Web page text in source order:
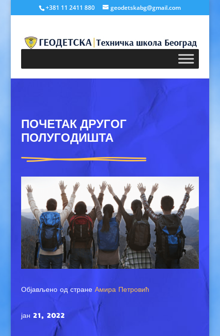
+381 11 2411 880 geodetskabg@gmail.com
ПОЧЕТАК ДРУГОГ
ПОЛУГОДИШТА
Објављено од стране Амира Петровић
јан 21, 2022